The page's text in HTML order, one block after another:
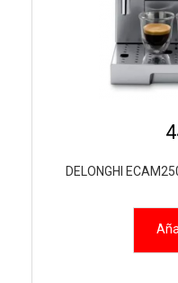
DELONGHI